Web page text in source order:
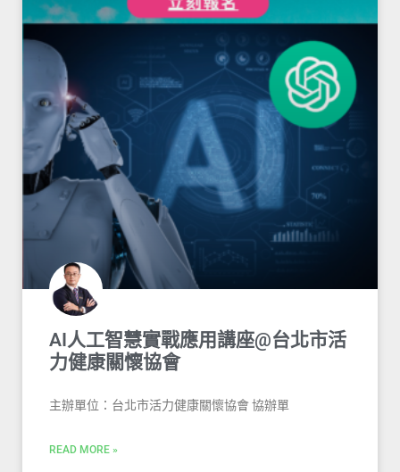
AI人工智慧實戰應用講座@台北市活
力健康關懷協會
主辦單位：台北市活力健康關懷協會 協辦單
READ MORE »